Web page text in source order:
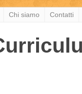
Chi siamo Contatti